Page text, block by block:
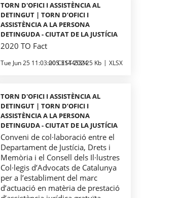
TORN D'OFICI I ASSISTÈNCIA AL
DETINGUT | TORN D’OFICI I
ASSISTÈNCIA A LA PERSONA
DETINGUDA - CIUTAT DE LA JUSTÍCIA
2020 TO Fact
Tue Jun 25 11:03:00 CEST 2024
205.314453125 Kb XLSX
TORN D'OFICI I ASSISTÈNCIA AL
DETINGUT | TORN D’OFICI I
ASSISTÈNCIA A LA PERSONA
DETINGUDA - CIUTAT DE LA JUSTÍCIA
Conveni de col·laboració entre el
Departament de Justícia, Drets i
Memòria i el Consell dels Il·lustres
Col·legis d’Advocats de Catalunya
per a l’establiment del marc
d’actuació en matèria de prestació